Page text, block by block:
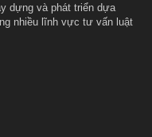
dựng và phát triển dựa
nhiều lĩnh vực tư vấn luật